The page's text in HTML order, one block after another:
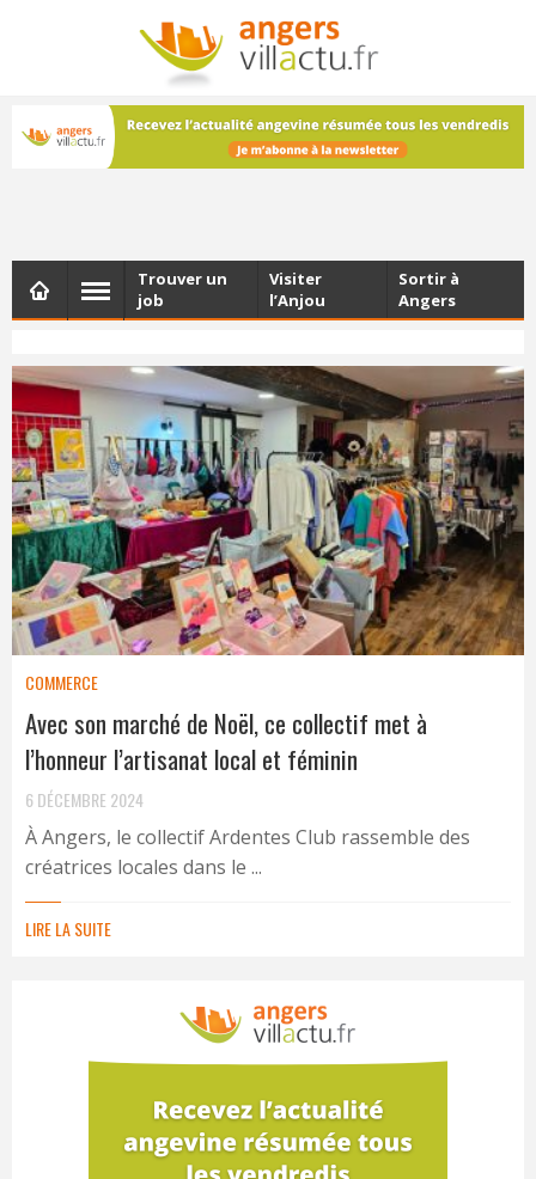
NEWSLETTER
Les dernières actualités d'Angers, chaque vendredi dans
votre boîte e-mail
Trouver un
job
Visiter
l’Anjou
Sortir à
Angers
COMMERCE
Avec son marché de Noël, ce collectif met à
l’honneur l’artisanat local et féminin
6 DÉCEMBRE 2024
À Angers, le collectif Ardentes Club rassemble des
créatrices locales dans le ...
LIRE LA SUITE